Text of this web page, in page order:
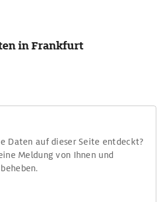
in Frankfurt
Daten auf dieser Seite entdeckt?
Meldung von Ihnen und